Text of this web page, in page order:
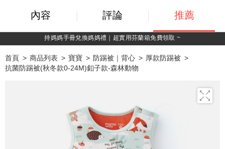
持媽媽手冊兌換媽媽禮｜超實用芬蘭箱免費領取 ~
首頁 商品列表 寶寶 防踢被｜背心
厚款防踢被
抗菌防踢被(秋冬款0-24M)釦子款-森林動物
內容 評論 推薦